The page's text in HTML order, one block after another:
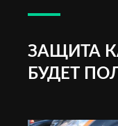
ЗАЩИТА
БУДЕТ